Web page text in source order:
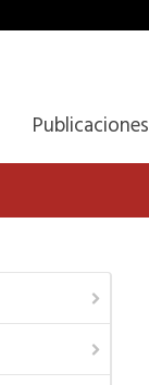
Publicaciones